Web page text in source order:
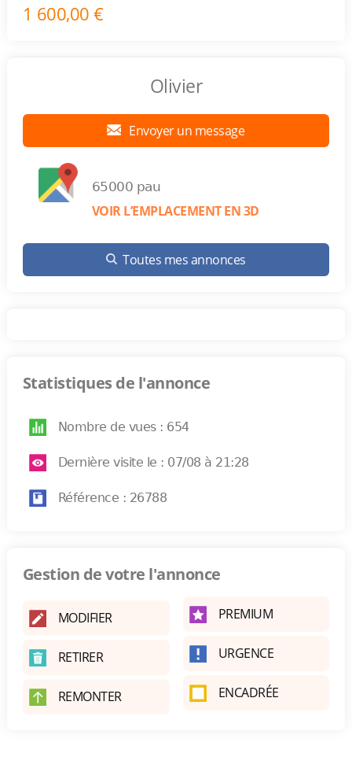
1 600,00 €
Olivier
Envoyer un message
65000 pau
VOIR L’EMPLACEMENT EN 3D
Toutes mes annonces
Statistiques de l'annonce
Nombre de vues : 654
Dernière visite le : 07/08 à 21:28
Référence : 26788
Gestion de votre l'annonce
MODIFIER
RETIRER
REMONTER
PREMIUM
URGENCE
ENCADRÉE